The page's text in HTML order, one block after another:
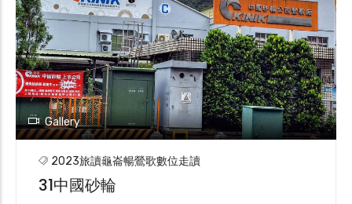
路，將是山海圳國家級綠道上串接兩大水庫流域
的重要關鍵。
Gallery
2023旅讀龜崙暢鶯歌數位走讀
31中國砂輪